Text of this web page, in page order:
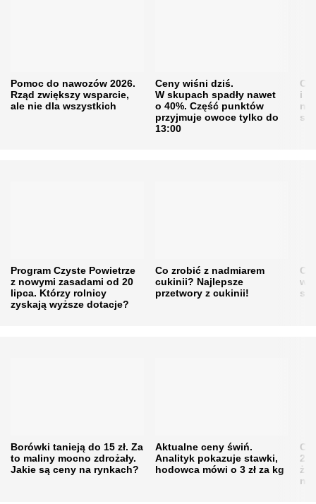
Pomoc do nawozów 2026.
Rząd zwiększy wsparcie,
ale nie dla wszystkich
Ceny wiśni dziś.
W skupach spadły nawet
o 40%. Część punktów
przyjmuje owoce tylko do
13:00
i
Program Czyste Powietrze
z nowymi zasadami od 20
lipca. Którzy rolnicy
zyskają wyższe dotacje?
Co zrobić z nadmiarem
cukinii? Najlepsze
przetwory z cukinii!
w
Borówki tanieją do 15 zł. Za
to maliny mocno zdrożały.
Jakie są ceny na rynkach?
Aktualne ceny świń.
Analityk pokazuje stawki,
hodowca mówi o 3 zł za kg